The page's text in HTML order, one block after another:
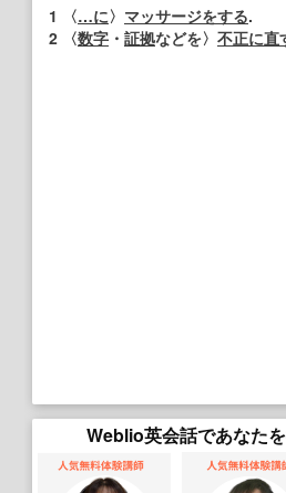
1 〈…に〉 マッサージをする.
2 〈数字 ・ 証拠などを〉 不正に直
Weblio英会話であなた